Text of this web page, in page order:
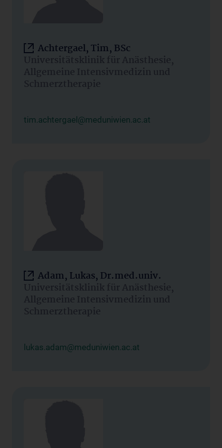
Achtergael, Tim, BSc
Universitätsklinik für Anästhesie,
Allgemeine Intensivmedizin und
Schmerztherapie
tim.achtergael@meduniwien.ac.at
Adam, Lukas, Dr.med.univ.
Universitätsklinik für Anästhesie,
Allgemeine Intensivmedizin und
Schmerztherapie
lukas.adam@meduniwien.ac.at